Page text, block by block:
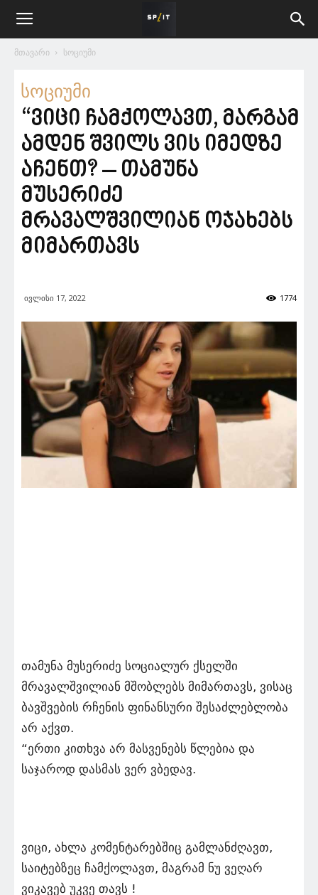
მთავარი სოციუმი
სოციუმი
“ვიცი ჩამქოლავთ, მარგამ
ამდენ შვილს ვის იმედზე
აჩენთ? – თამუნა
მუსერიძე
მრავალშვილიან ოჯახებს
მიმართავს
ივლისი 17, 2022 1774
თამუნა მუსერიძე სოციალურ ქსელში
მრავალშვილიან მშობლებს მიმართავს, ვისაც
ბავშვების რჩენის ფინანსური შესაძლებლობა
არ აქვთ.
“ერთი კითხვა არ მასვენებს წლებია და
საჯაროდ დასმას ვერ ვბედავ.
ვიცი, ახლა კომენტარებშიც გამლანძღავთ,
საიტებზეც ჩამქოლავთ, მაგრამ ნუ ვეღარ
ვიკავებ უკვე თავს !